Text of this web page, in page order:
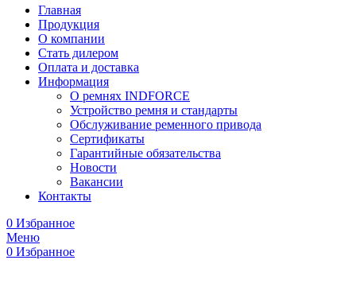
Главная
Продукция
О компании
Стать дилером
Оплата и доставка
Информация
О ремнях INDFORCE
Устройство ремня и стандарты
Обслуживание ременного привода
Сертификаты
Гарантийные обязательства
Новости
Вакансии
Контакты
0 Избранное
Меню
0 Избранное